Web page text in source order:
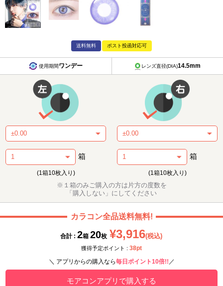
送料無料 ポスト投函対応可
使用期間ワンデー レンズ直径(DIA)14.5mm
箱
(1箱10枚入り)
箱
(1箱10枚入り)
※１箱のみご購入の方は片方の度数を
「購入しない」にしてください
カラコン全品送料無料!
合計 : 2箱 20枚 ¥3,916(税込)
獲得予定ポイント : 38pt
＼ アプリからの購入なら毎日ポイント10倍!! ／
モアコンアプリで購入する